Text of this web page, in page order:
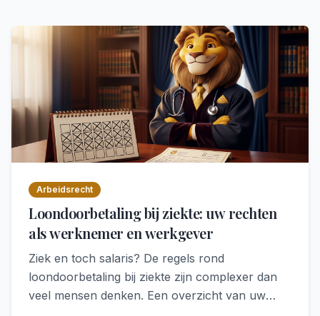
Arbeidsrecht
Loondoorbetaling bij ziekte: uw rechten
als werknemer en werkgever
Ziek en toch salaris? De regels rond
loondoorbetaling bij ziekte zijn complexer dan
veel mensen denken. Een overzicht van uw